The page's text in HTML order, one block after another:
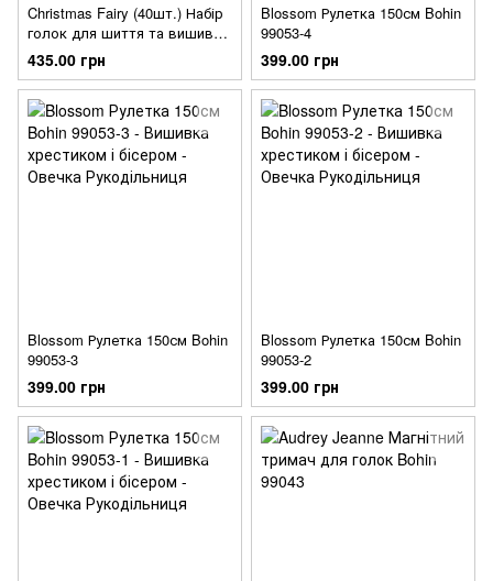
Christmas Fairy (40шт.) Набір
голок для шиття та вишивки
Bohin 99987
435.00 грн
Blossom Рулетка 150см Bohin
99053-4
399.00 грн
Blossom Рулетка 150см Bohin
99053-3
399.00 грн
Blossom Рулетка 150см Bohin
99053-2
399.00 грн